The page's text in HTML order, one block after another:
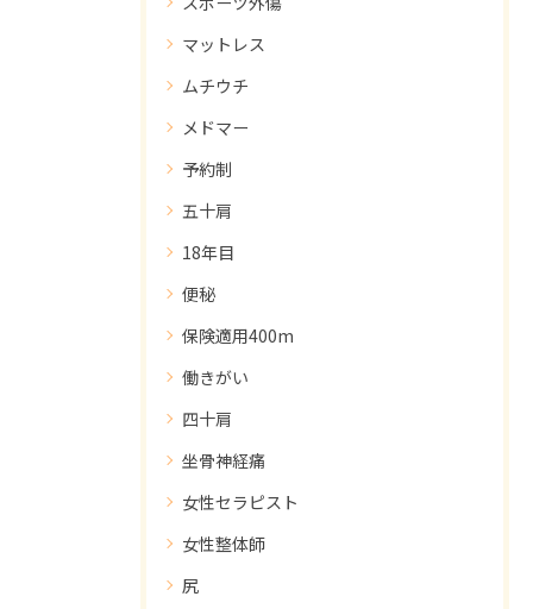
マットレス
ムチウチ
メドマー
予約制
五十肩
18年目
便秘
保険適用400m
働きがい
四十肩
坐骨神経痛
女性セラピスト
女性整体師
尻